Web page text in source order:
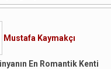
Mustafa Kaymakçı
En Romantik Kenti